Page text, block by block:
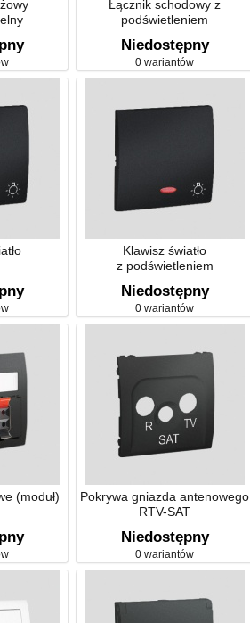
Łącznik schodowy z
podświetleniem
Niedostępny
0 wariantów
Klawisz światło
z podświetleniem
Niedostępny
0 wariantów
(moduł)
Pokrywa gniazda antenowego
RTV-SAT
Niedostępny
0 wariantów